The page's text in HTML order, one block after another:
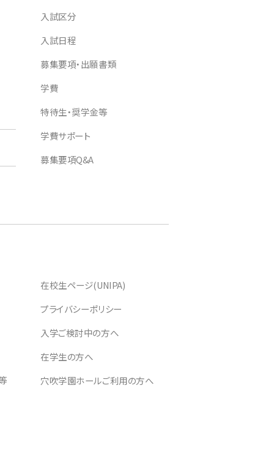
入試区分
入試日程
募集要項・出願書類
学費
特待生・奨学金等
学費サポート
募集要項Q&A
在校生ページ(UNIPA)
プライバシーポリシー
入学ご検討中の方へ
在学生の方へ
穴吹学園ホールご利用の方へ